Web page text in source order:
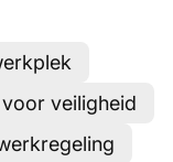
veiligheid